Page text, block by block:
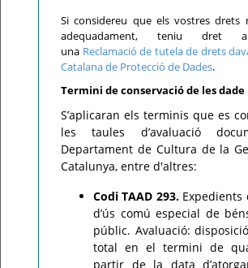
Si considereu que els vostres drets
adequadament, teniu dret
una Reclamació de tutela de drets
Catalana de Protecció de Dades.
Termini de conservació de les dade
S’aplicaran els terminis que es
les taules d’avaluació
Departament de Cultura de la
Catalunya, entre d'altres:
Codi TAAD 293.Expedients
d’ús comú especial de
públic. Avaluació:
total en el termini de
partir de la data